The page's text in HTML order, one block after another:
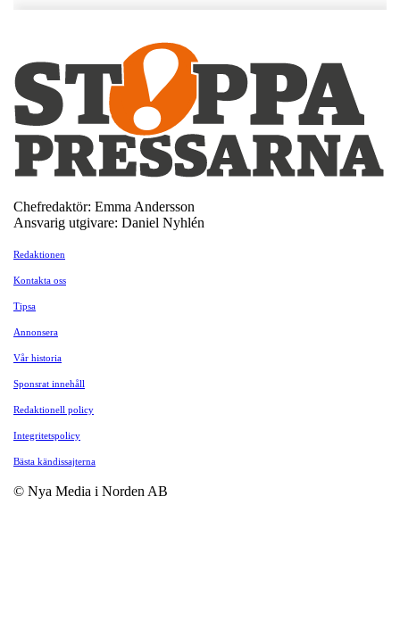
Chefredaktör: Emma Andersson
Ansvarig utgivare: Daniel Nyhlén
Redaktionen
Kontakta oss
Tipsa
Annonsera
Vår historia
Sponsrat innehåll
Redaktionell policy
Integritetspolicy
Bästa kändissajterna
© Nya Media i Norden AB